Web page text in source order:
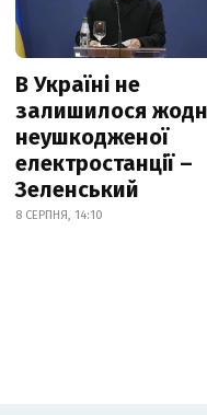
В Україні не
залишилося
неушкодженої
електростанції –
Зеленський
8 СЕРПНЯ, 14:10